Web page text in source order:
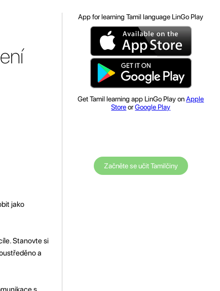
jako
Stanovte si
a
App for learning Tamil language LinGo Play
Get Tamil learning app LinGo Play onApple
StoreorGoogle Play
Začněte se učit Tamilčiny